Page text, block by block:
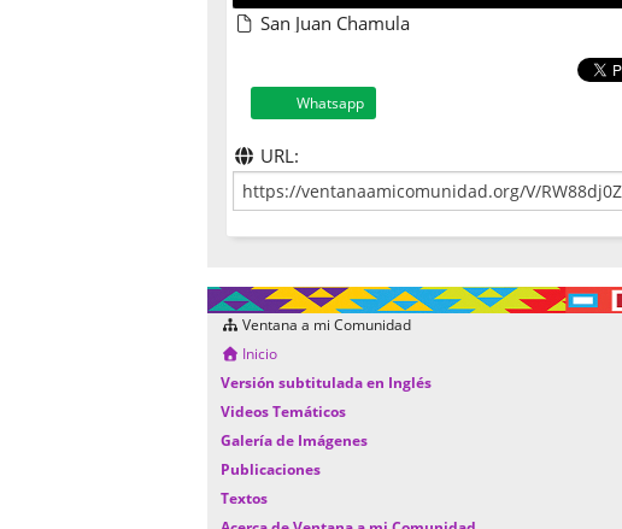
San Juan Chamula
Whatsapp
URL:
Ventana a mi Comunidad
Inicio
Versión subtitulada en Inglés
Videos Temáticos
Galería de Imágenes
Publicaciones
Textos